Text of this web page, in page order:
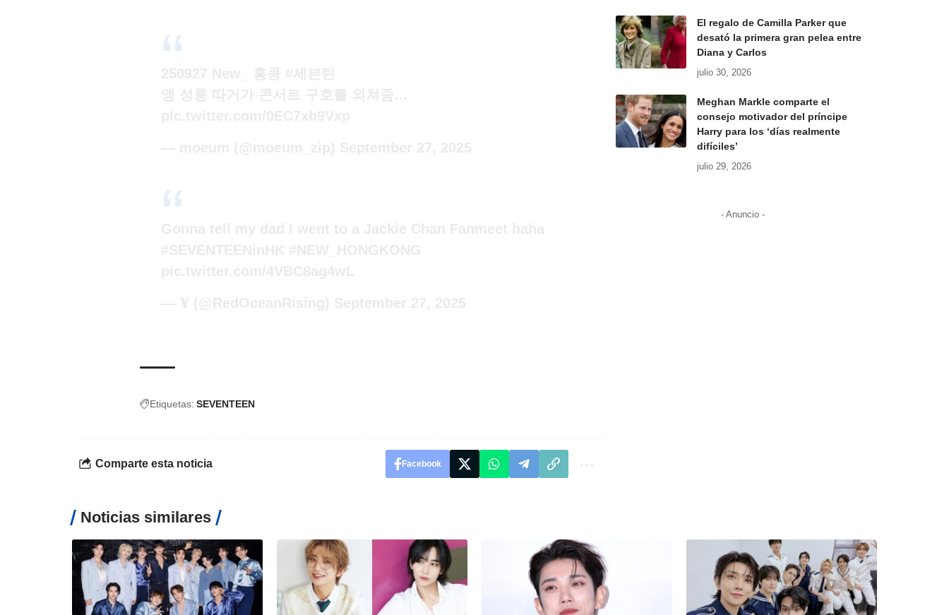
Etiquetas: SEVENTEEN
Comparte esta noticia Facebook
El regalo de Camilla Parker que
desató la primera gran pelea entre
Diana y Carlos
julio 30, 2026
Meghan Markle comparte el
consejo motivador del príncipe
Harry para los ‘días realmente
difíciles’
julio 29, 2026
- Anuncio -
Noticias similares